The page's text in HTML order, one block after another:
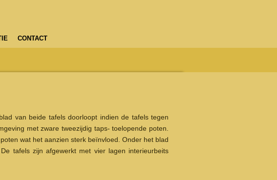
CONTACT
van beide tafels doorloopt indien de tafels tegen
met zware tweezijdig taps- toelopende poten.
wat het aanzien sterk beïnvloed. Onder het blad
tafels zijn afgewerkt met vier lagen interieurbeits